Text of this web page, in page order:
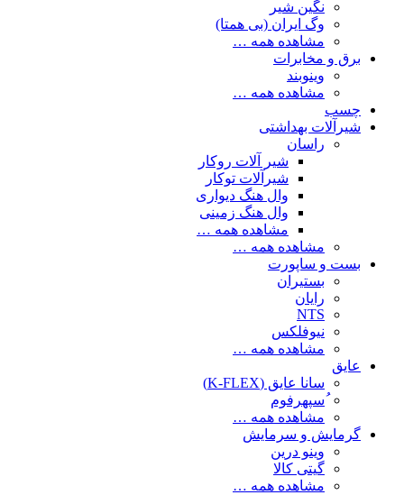
نگین شیر
وگ ایران (بی همتا)
مشاهده همه …
برق و مخابرات
وینوبند
مشاهده همه …
چسب
شیرآلات بهداشتی
راسان
شیر آلات روکار
شیرآلات توکار
وال هنگ دیواری
وال هنگ زمینی
مشاهده همه …
مشاهده همه …
بست و ساپورت
بستیران
رایان
NTS
نیوفلکس
مشاهده همه …
عایق
سانا عایق (K-FLEX)
ُسپهرفوم
مشاهده همه …
گرمایش و سرمایش
وینو درین
گیتی کالا
مشاهده همه …